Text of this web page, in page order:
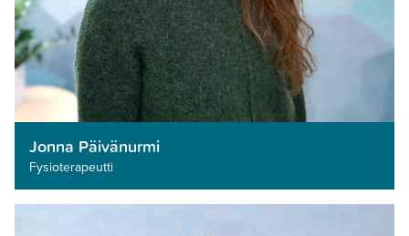
Jonna Päivänurmi
Fysioterapeutti